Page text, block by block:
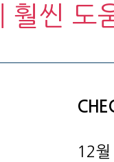
훨씬 도
12